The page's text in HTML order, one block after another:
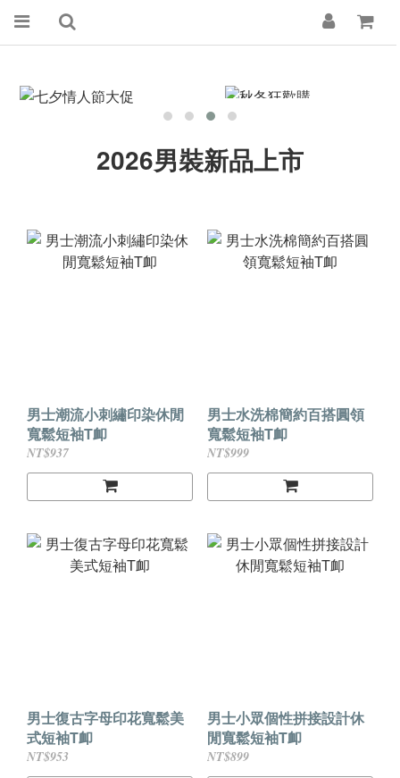
2026男裝新品上市
男士潮流小刺繡印染休閒
寬鬆短袖T卹
NT$937
男士水洗棉簡約百搭圓領
寬鬆短袖T卹
NT$999
男士復古字母印花寬鬆美
式短袖T卹
NT$953
男士小眾個性拼接設計休
閒寬鬆短袖T卹
NT$899